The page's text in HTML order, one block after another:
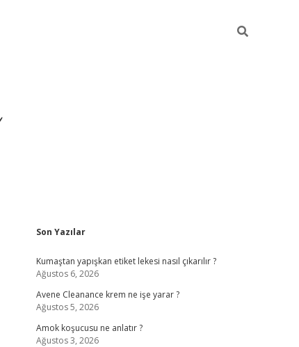
Sidebar
Son Yazılar
Kumaştan yapışkan etiket lekesi nasıl çıkarılır ?
Ağustos 6, 2026
Avene Cleanance krem ne işe yarar ?
Ağustos 5, 2026
Amok koşucusu ne anlatır ?
Ağustos 3, 2026